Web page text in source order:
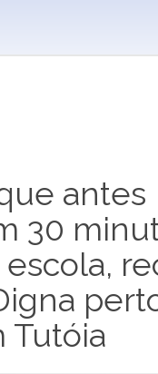
antes
30
escola,
Tutóia